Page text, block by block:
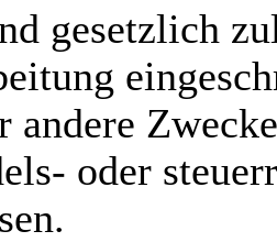
gesetzlich
andere
oder